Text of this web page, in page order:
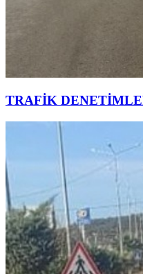
TRAFİK